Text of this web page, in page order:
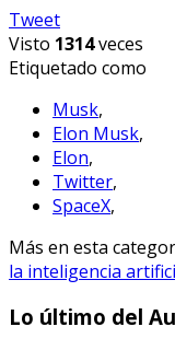
Tweet
Visto 1314veces
Etiquetado como
Musk,
Elon Musk,
Elon,
Twitter,
SpaceX,
Más en esta
la inteligencia
Lo último del